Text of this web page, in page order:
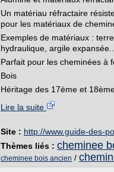
Un matériau réfractaire
pour les matériaux de
Exemples de matériaux :
hydraulique, argile expansée...
Parfait pour les cheminées à
Bois
Héritage des 17ème et
Lire la suite
Site : http://www.guide-des-
Thèmes liés : cheminee
cheminee bois ancien /